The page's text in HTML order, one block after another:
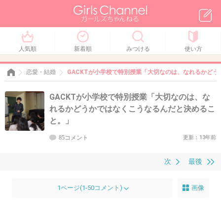
人気順 新着順 みつける 使い方
恋愛・結婚 GACKTが小学校で特別授業「大切なのは、なれるかど
GACKTが小学校で特別授業「大切なのは、な
れるかどうかではなくこうなるんだと決めるこ
と。」
85コメント 更新：13年前
最後
次
1ページ(1-50コメント) 画像